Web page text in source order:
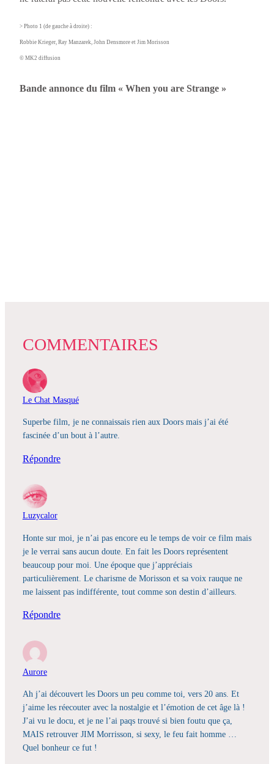
> Photo 1 (de gauche à droite) :
Robbie Krieger, Ray Manzarek, John Densmore et Jim Morisson
© MK2 diffusion
Bande annonce du film « When you are Strange »
COMMENTAIRES
Le Chat Masqué
Superbe film, je ne connaissais rien aux Doors mais j’ai été
fascinée d’un bout à l’autre.
Répondre
Luzycalor
Honte sur moi, je n’ai pas encore eu le temps de voir ce film mais
je le verrai sans aucun doute. En fait les Doors représentent
beaucoup pour moi. Une époque que j’appréciais
particulièrement. Le charisme de Morisson et sa voix rauque ne
me laissent pas indifférente, tout comme son destin d’ailleurs.
Répondre
Aurore
Ah j’ai découvert les Doors un peu comme toi, vers 20 ans. Et
j’aime les réecouter avec la nostalgie et l’émotion de cet âge là !
J’ai vu le docu, et je ne l’ai paqs trouvé si bien foutu que ça,
MAIS retrouver JIM Morrisson, si sexy, le feu fait homme …
Quel bonheur ce fut !